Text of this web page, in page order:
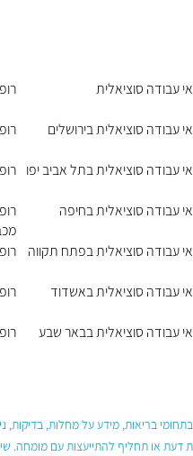
עבודה סוציאלית
עבודה סוציאלית בירושלים
עבודה סוציאלית בתל אביב יפו
עבודה סוציאלית בחיפה
עבודה סוציאלית בפתח תקווה
עבודה סוציאלית באשדוד
עבודה סוציאלית בבאר שבע
בריאות, מידע על מחלות,
דעת או תחליף להתייעצות עם מומחה.